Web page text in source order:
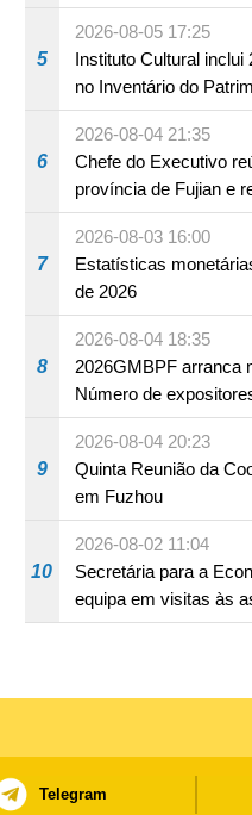
Educação
5
2026-08-05 17:25
Instituto Cultural
no Inventário do
6
2026-08-04 21:35
Chefe do Executivo
província de Fujian e
em Fuzhou
7
2026-08-03 16:00
Estatísticas
de 2026
8
2026-08-04 18:35
2026GMBPF arranca
Número de
18 anos
9
2026-08-04 20:23
Quinta Reunião da
em Fuzhou
10
2026-08-02 11:04
Secretária para a
equipa em visitas às
consolidar consensos
Telegram